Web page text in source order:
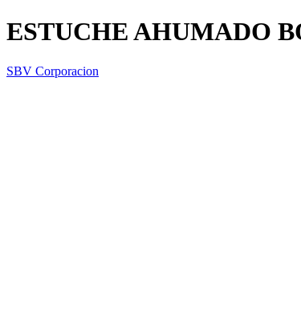
ESTUCHE AHUMADO
SBV Corporacion